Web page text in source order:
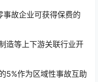
事故企业可获得保费的
造等上下游关联行业开
5%作为区域性事故互助